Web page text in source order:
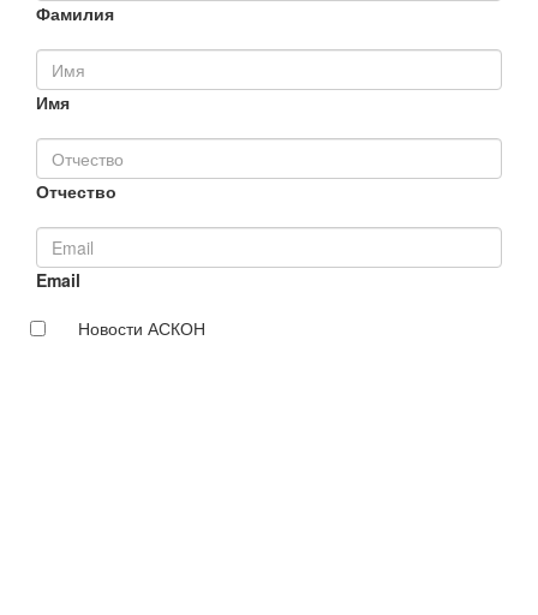
Фамилия
Имя
Отчество
Email
Новости АСКОН